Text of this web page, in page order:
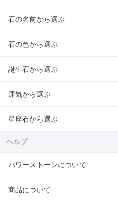
石の名前から選ぶ
石の色から選ぶ
誕生石から選ぶ
運気から選ぶ
星座石から選ぶ
ヘルプ
パワーストーンについて
商品について